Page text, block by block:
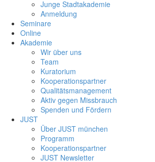
Junge Stadtakademie
Anmeldung
Seminare
Online
Akademie
Wir über uns
Team
Kuratorium
Kooperationspartner
Qualitätsmanagement
Aktiv gegen Missbrauch
Spenden und Fördern
JUST
Über JUST münchen
Programm
Kooperationspartner
JUST Newsletter